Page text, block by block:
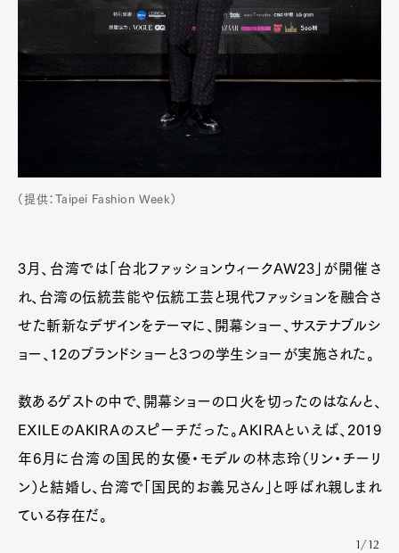
（提供：Taipei Fashion Week）
3月、台湾では「台北ファッションウィークAW23」が開催さ
れ、台湾の伝統芸能や伝統工芸と現代ファッションを融合さ
せた斬新なデザインをテーマに、開幕ショー、サステナブルシ
ョー、12のブランドショーと3つの学生ショーが実施された。
数あるゲストの中で、開幕ショーの口火を切ったのはなんと、
EXILEのAKIRAのスピーチだった。AKIRAといえば、2019
年6月に台湾の国民的女優・モデルの林志玲（リン・チーリ
ン）と結婚し、台湾で「国民的お義兄さん」と呼ばれ親しまれ
ている存在だ。
1/12